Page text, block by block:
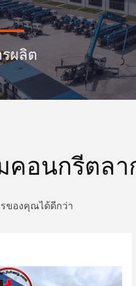
ผลิต
อนกรีตลา
ของคุณได้ดีกว่า